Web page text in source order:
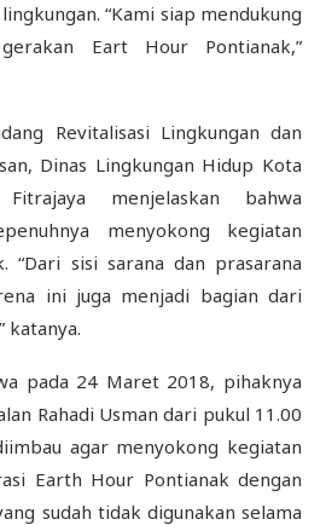
“Kami siap mendukung
Eart Hour Pontianak,”
Revitalisasi Lingkungan dan
Dinas Lingkungan Hidup Kota
menjelaskan bahwa
menyokong kegiatan
“Dari sisi sarana dan prasarana
ini juga menjadi bagian dari
katanya.
pada 24 Maret 2018, pihaknya
Rahadi Usman dari pukul 11.00
agar menyokong kegiatan
Earth Hour Pontianak dengan
sudah tidak digunakan selama